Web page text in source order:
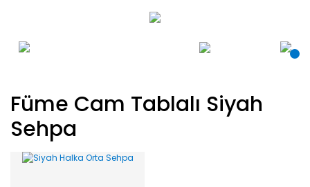
Füme Cam Tablalı Siyah
Sehpa